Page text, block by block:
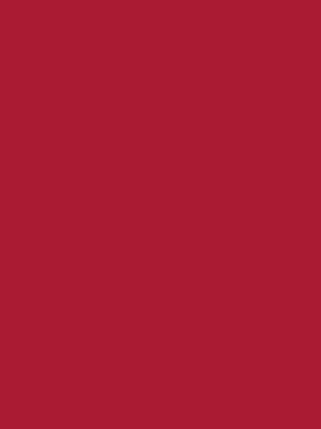
und Badewanne
Badewanne
Brausenhalter
ausgestattete Wände